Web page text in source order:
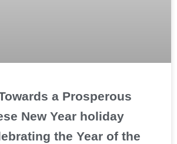
a Prosperous
New Year holiday
the Year of the